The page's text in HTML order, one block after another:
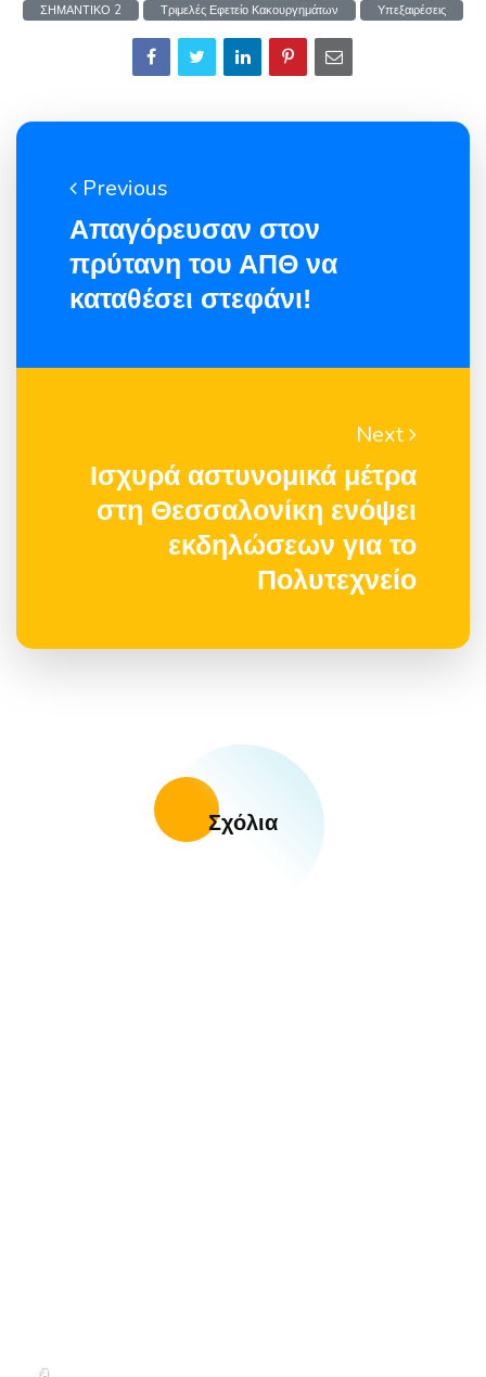
ΣΗΜΑΝΤΙΚΟ 2
Τριμελές Εφετείο Κακουργημάτων Υπεξαιρέσεις
Previous
Απαγόρευσαν στον
πρύτανη του ΑΠΘ να
καταθέσει στεφάνι!
Next
Ισχυρά αστυνομικά μέτρα
στη Θεσσαλονίκη ενόψει
εκδηλώσεων για το
Πολυτεχνείο
Σχόλια